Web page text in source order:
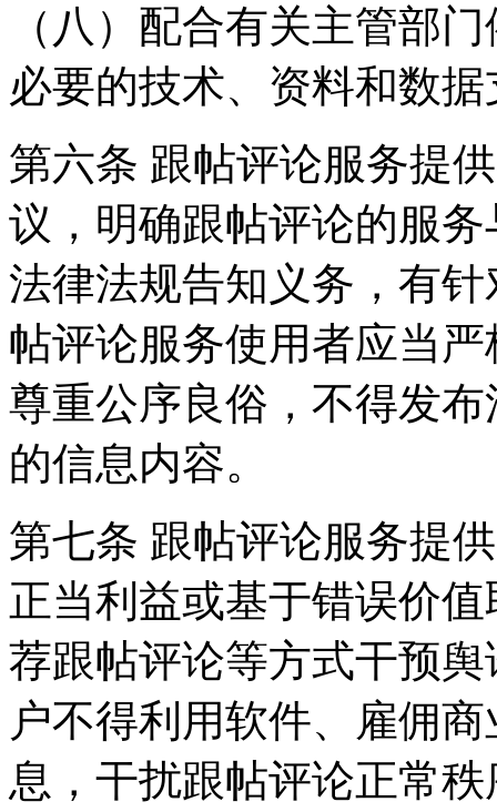
（八）配合有关主管部
必要的技术、资料和数
第六条 跟帖评论服务提
议，明确跟帖评论的服
法律法规告知义务，有
帖评论服务使用者应当
尊重公序良俗，不得发
的信息内容。
第七条 跟帖评论服务提
正当利益或基于错误价
荐跟帖评论等方式干预
户不得利用软件、雇佣
息，干扰跟帖评论正常